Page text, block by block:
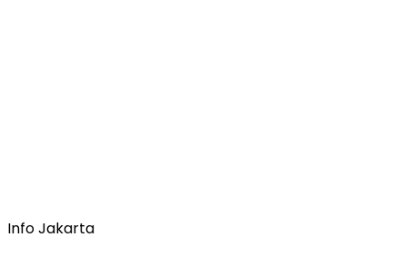
Info Jakarta